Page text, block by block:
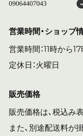
営業時間・ショップ
営業時間：11時から
定休日：火曜日
販売価格
販売価格は、税込み
また、別途配送料が